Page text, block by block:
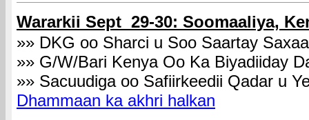
Wararkii Sept 29-30: Soomaaliya,
»» DKG oo Sharci u Soo Saartay
»» G/W/Bari Kenya Oo Ka Biyadiiday
»» Sacuudiga oo Safiirkeedii Qadar u
Dhammaan ka akhri halkan